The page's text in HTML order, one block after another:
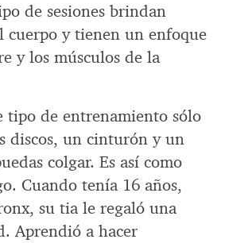
de sesiones brindan
cuerpo y tienen un enfoque
y los músculos de la
tipo de entrenamiento sólo
discos, un cinturón y un
colgar. Es así como
Cuando tenía 16 años,
su tia le regaló una
Aprendió a hacer